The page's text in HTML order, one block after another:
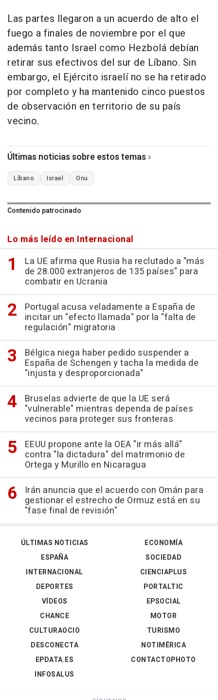
Las partes llegaron a un acuerdo de alto el
fuego a finales de noviembre por el que
además tanto Israel como Hezbolá debían
retirar sus efectivos del sur de Líbano. Sin
embargo, el Ejército israelí no se ha retirado
por completo y ha mantenido cinco puestos
de observación en territorio de su país
vecino.
Últimas noticias sobre estos temas
Líbano Israel Onu
Contenido patrocinado
Lo más leído en Internacional
La UE afirma que Rusia ha reclutado a "más
de 28.000 extranjeros de 135 países" para
combatir en Ucrania
Portugal acusa veladamente a España de
incitar un "efecto llamada" por la "falta de
regulación" migratoria
Bélgica niega haber pedido suspender a
España de Schengen y tacha la medida de
"injusta y desproporcionada"
Bruselas advierte de que la UE será
"vulnerable" mientras dependa de países
vecinos para proteger sus fronteras
EEUU propone ante la OEA "ir más allá"
contra "la dictadura" del matrimonio de
Ortega y Murillo en Nicaragua
Irán anuncia que el acuerdo con Omán para
gestionar el estrecho de Ormuz está en su
"fase final de revisión"
ÚLTIMAS NOTICIAS
ESPAÑA
INTERNACIONAL
DEPORTES
VÍDEOS
ECONOMÍA
SOCIEDAD
CIENCIAPLUS
PORTALTIC
EPSOCIAL
CHANCE
CULTURAOCIO
DESCONECTA
EPDATA.ES
INFOSALUS
MOTOR
TURISMO
NOTIMÉRICA
CONTACTOPHOTO